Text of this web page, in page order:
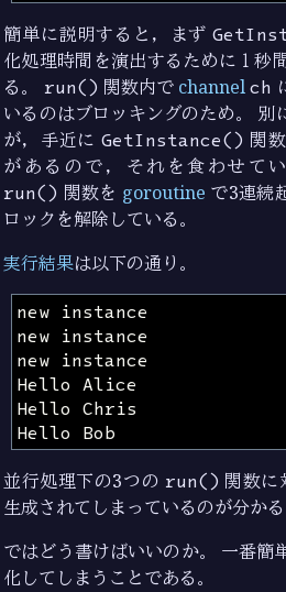
簡単に説明すると，まず
化処理時間を演出するために１秒
る。 run() 関数内で channelch
いるのはブロッキングのため。 別
が，手近にGetInstance() 関
があるので，それを食わせて
run() 関数を goroutine で3連続
ロックを解除している。
実行結果は以下の通り。
並行処理下の3つの run() 関数に
生成されてしまっているのが分かる
ではどう書けばいいのか。 一番簡
化してしまうことである。